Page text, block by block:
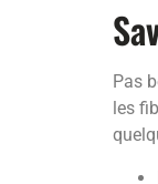
Pas
les